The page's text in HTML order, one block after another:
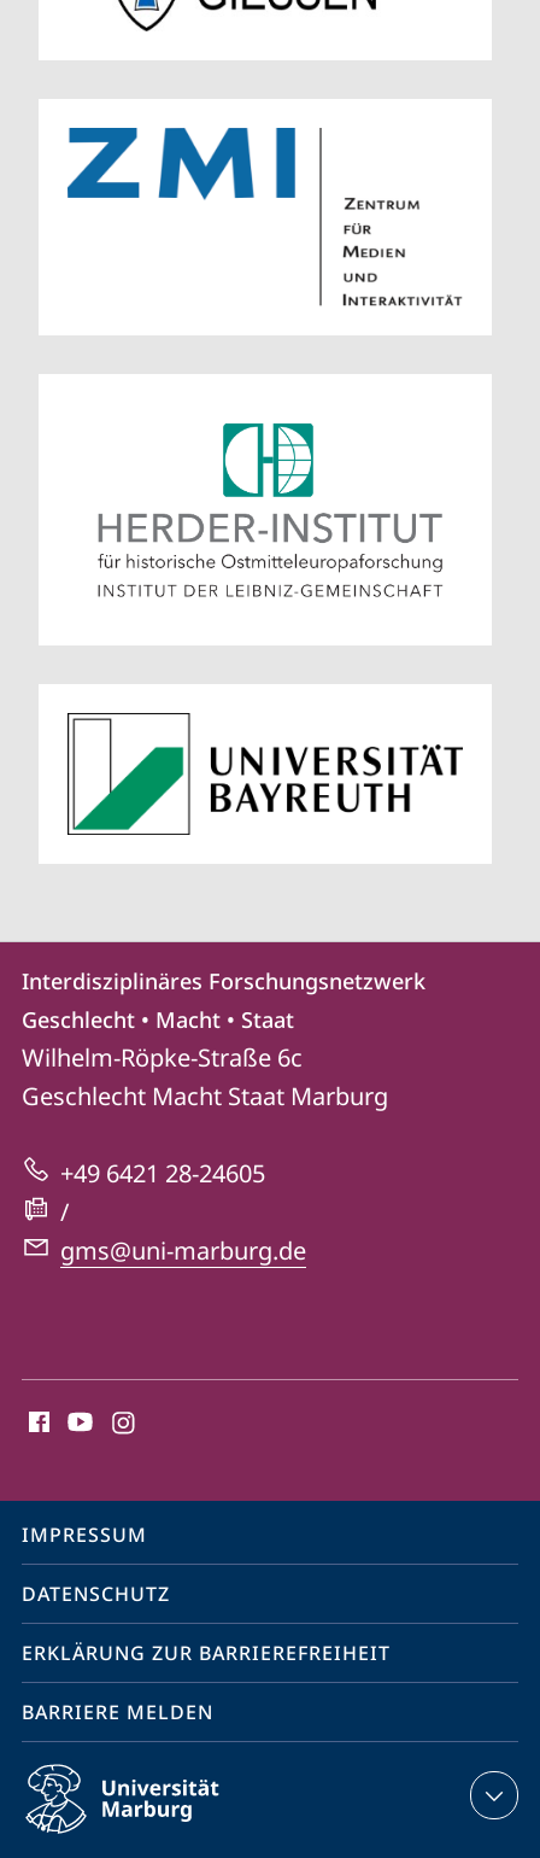
Kontakt
und
Informationen
zur
Website
Kontaktinformationen
Interdisziplinäres
Forschungsnetzwerk
Geschlecht
Macht
•
Staat
Interdisziplinäres Forschungsnetzwerk
Geschlecht • Macht • Staat
Wilhelm-Röpke-Straße 6c
Geschlecht Macht Staat Marburg
+49 6421 28-24605
/
gms@uni-marburg.de
Media
Service-
Navigation
IMPRESSUM
DATENSCHUTZ
ERKLÄRUNG ZUR BARRIEREFREIHEIT
BARRIERE MELDEN